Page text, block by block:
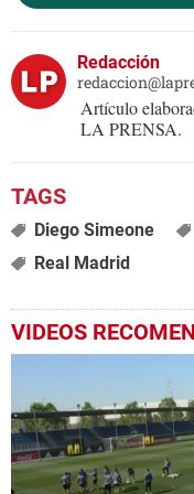
Redacción
Artículo
LA PRENSA.
Diego Simeone
Real Madrid
VIDEOS